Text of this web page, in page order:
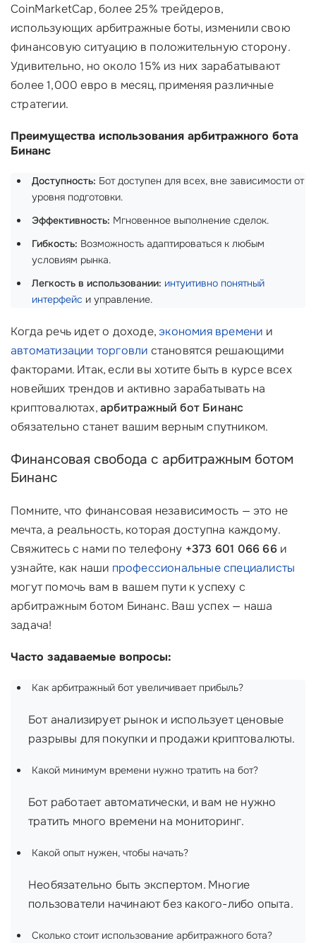
CoinMarketCap, более 25% трейдеров,
использующих арбитражные боты, изменили свою
финансовую ситуацию в положительную сторону.
Удивительно, но около 15% из них зарабатывают
более 1,000 евро в месяц, применяя различные
стратегии.
Преимущества использования арбитражного бота
Бинанс
Доступность: Бот доступен для всех, вне зависимости от
уровня подготовки.
Эффективность: Мгновенное выполнение сделок.
Гибкость: Возможность адаптироваться к любым
условиям рынка.
Легкость в использовании: интуитивно понятный
интерфейс и управление.
Когда речь идет о доходе, экономия времени и
автоматизации торговли становятся решающими
факторами. Итак, если вы хотите быть в курсе всех
новейших трендов и активно зарабатывать на
криптовалютах,арбитражный бот Бинанс
обязательно станет вашим верным спутником.
Финансовая свобода с арбитражным ботом
Бинанс
Помните, что финансовая независимость — это не
мечта, а реальность, которая доступна каждому.
Свяжитесь с нами по телефону +373 601 066 66и
узнайте, как наши профессиональные специалисты
могут помочь вам в вашем пути к успеху с
арбитражным ботом Бинанс. Ваш успех — наша
задача!
Часто задаваемые вопросы:
Как арбитражный бот увеличивает прибыль?
Бот анализирует рынок и использует ценовые
разрывы для покупки и продажи криптовалюты.
Какой минимум времени нужно тратить на бот?
Бот работает автоматически, и вам не нужно
тратить много времени на мониторинг.
Какой опыт нужен, чтобы начать?
Необязательно быть экспертом. Многие
пользователи начинают без какого-либо опыта.
Сколько стоит использование арбитражного бота?